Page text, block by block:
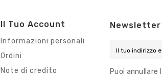
Il Tuo Account
Informazioni personali
Ordini
Note di credito
Newsletter
Puoi annullare